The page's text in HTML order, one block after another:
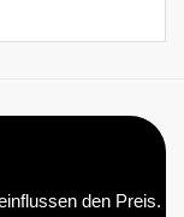
den Preis.